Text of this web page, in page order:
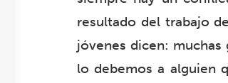
resultado del trabajo
jóvenes dicen: muchas
lo debemos a alguien